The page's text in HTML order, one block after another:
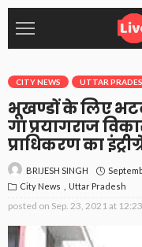
CITY NEWS UTTAR
भूखण्डों के लिए
गा प्रयागराज
प्राधिकरण का
BRIJESH SINGH
City News
Uttar Pradesh
posted on Sep. 23, 2021 at